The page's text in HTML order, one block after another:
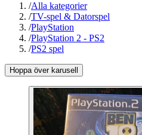
/Alla kategorier
/TV-spel & Datorspel
/PlayStation
/PlayStation 2 - PS2
/PS2 spel
Hoppa över karusell